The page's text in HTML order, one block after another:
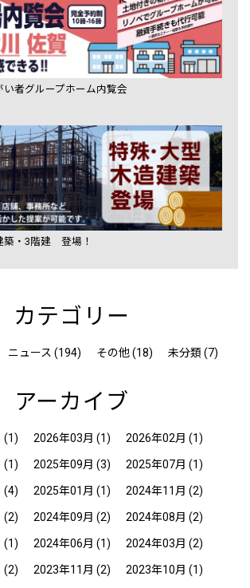
者グループホーム内覧会
築・3階建 登場！
カテゴリー
ニュース (194) その他 (18) 未分類 (7)
アーカイブ
(1) 2026年03月 (1) 2026年02月 (1)
(1) 2025年09月 (3) 2025年07月 (1)
(4) 2025年01月 (1) 2024年11月 (2)
(2) 2024年09月 (2) 2024年08月 (2)
(1) 2024年06月 (1) 2024年03月 (2)
(2) 2023年11月 (2) 2023年10月 (1)